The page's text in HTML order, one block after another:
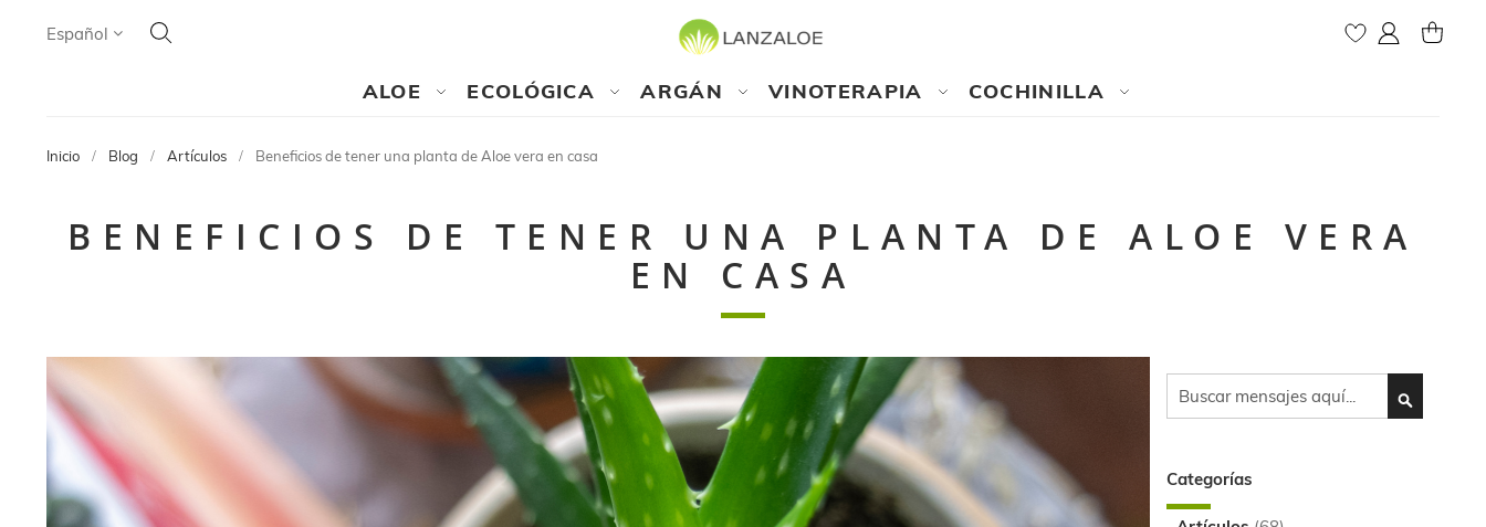
Lenguaje
Español Search
SEARCH Mi cuenta
MI
ALOE ECOLÓGICA ARGÁN VINOTERAPIA COCHINILLA
Inicio Blog Artículos Beneficios de tener una planta de Aloe vera en casa
BENEFICIOS DE TENER UNA PLANTA DE ALOE VERA
EN CASA
Categorías